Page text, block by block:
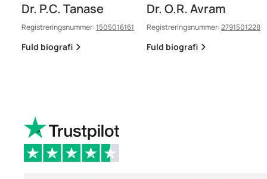
Dr. P.C. Tanase
Registreringsnummer:1505016161
Fuld biografi
Dr. O.R. Avram
Registreringsnummer:2791501228
Fuld biografi